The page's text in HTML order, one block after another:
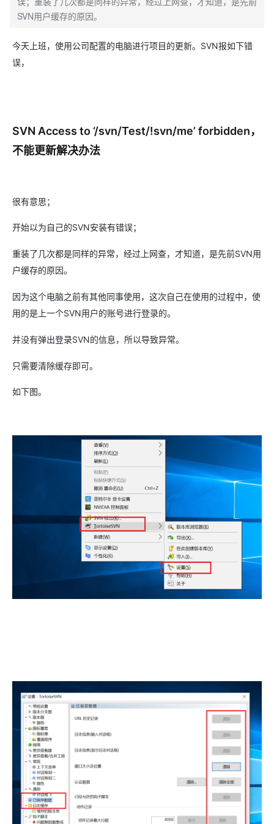
SVN用户缓存的原因。
今天上班，使用公司配置的电脑进行项目的更新。 SVN报如下错
误，
SVN Access to ‘/svn/Test/!svn/me’ forbidden，
不能更新解决办法
很有意思；
开始以为自己的SVN安装有错误；
重装了几次都是同样的异常，经过上网查，才知道，是先前SVN用
户缓存的原因。
因为这个电脑之前有其他同事使用，这次自己在使用的过程中，使
用的是上一个SVN用户的账号进行登录的。
并没有弹出登录SVN的信息，所以导致异常。
只需要清除缓存即可。
如下图。